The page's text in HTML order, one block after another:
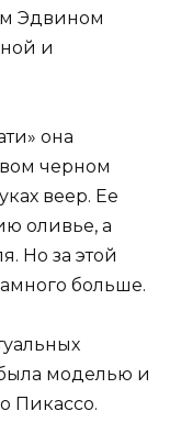
Эдвином
и
она
черном
веер. Ее
оливье, а
Но за этой
больше.
моделью и
Пикассо.